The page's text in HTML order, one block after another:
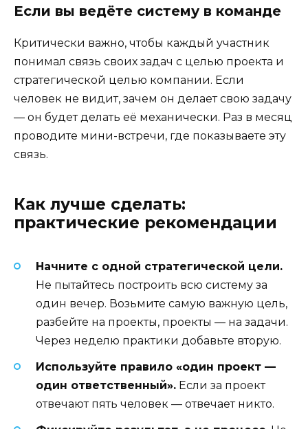
Если вы ведёте систему в команде
Критически важно, чтобы каждый участник
понимал связь своих задач с целью проекта и
стратегической целью компании. Если
человек не видит, зачем он делает свою задачу
— он будет делать её механически. Раз в месяц
проводите мини-встречи, где показываете эту
связь.
Как лучше сделать:
практические рекомендации
Начните с одной стратегической цели.
Не пытайтесь построить всю систему за
один вечер. Возьмите самую важную цель,
разбейте на проекты, проекты — на задачи.
Через неделю практики добавьте вторую.
Используйте правило «один проект —
один ответственный». Если за проект
отвечают пять человек — отвечает никто.